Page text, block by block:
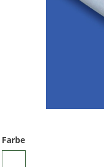
Farbe